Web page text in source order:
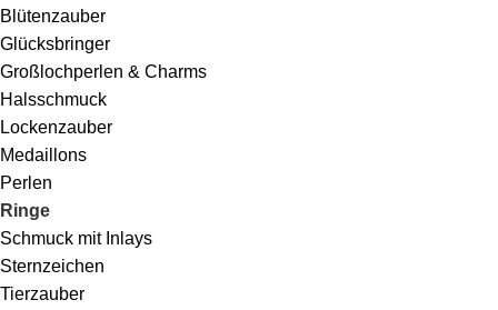
Blütenzauber
Glücksbringer
Großlochperlen & Charms
Halsschmuck
Lockenzauber
Medaillons
Perlen
Ringe
Schmuck mit Inlays
Sternzeichen
Tierzauber